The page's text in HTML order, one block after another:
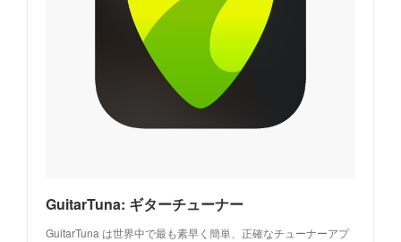
‎GuitarTuna: ギターチューナー
‎GuitarTuna は世界中で最も素早く簡単、正確なチューナーアプ